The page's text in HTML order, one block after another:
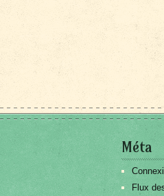
Méta
Flux